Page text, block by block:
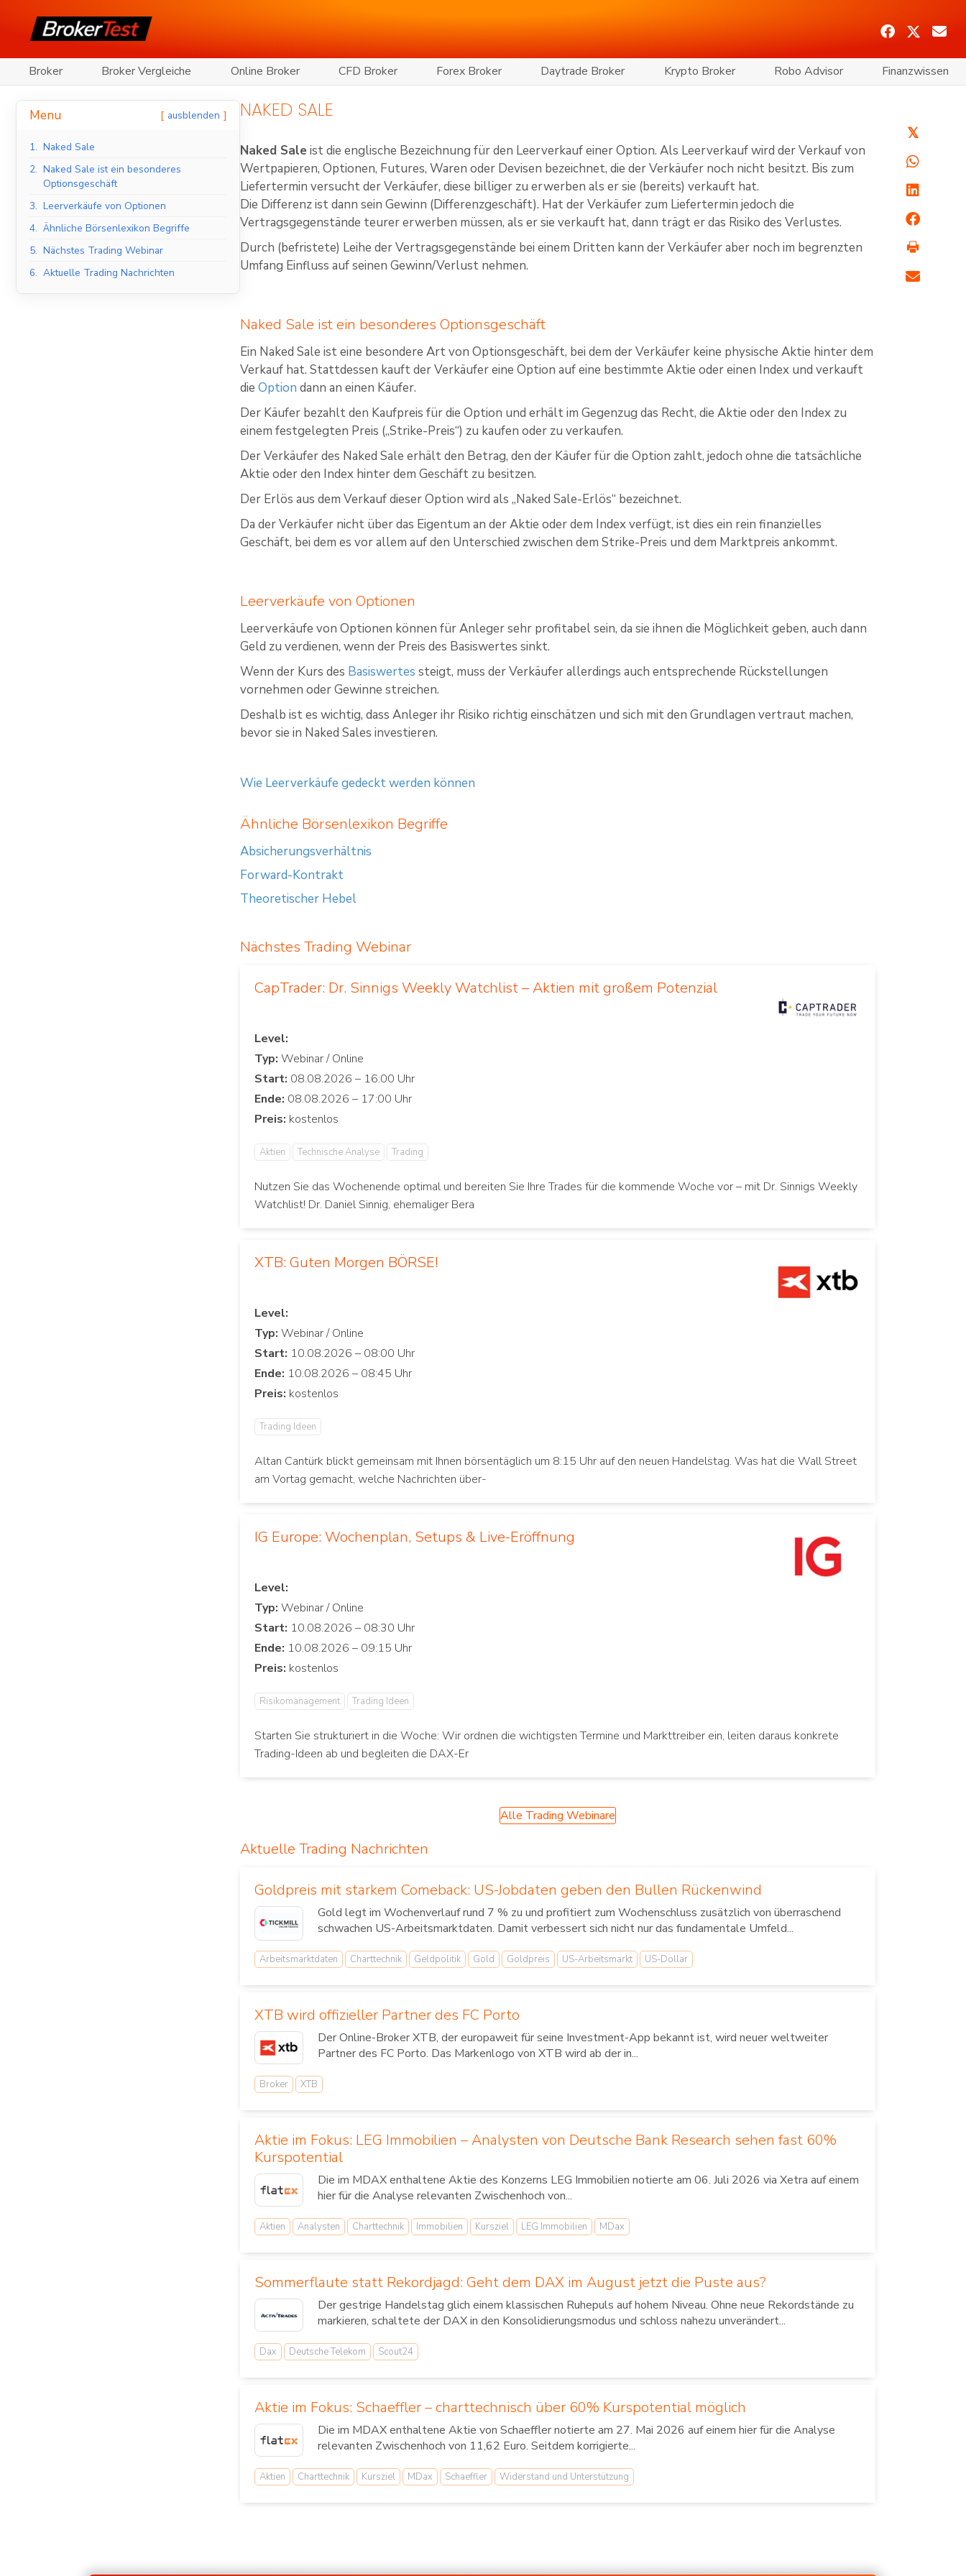
Broker Broker Vergleiche Online Broker CFD Broker Forex Broker Daytrade Broker Krypto Broker Robo Advisor Finanzwissen
Menu ausblenden
1. Naked Sale
2. Naked Sale ist ein besonderes
Optionsgeschäft
3. Leerverkäufe von Optionen
4. Ähnliche Börsenlexikon Begriffe
5. Nächstes Trading Webinar
6. Aktuelle Trading Nachrichten
NAKED SALE
Naked Sale ist die englische Bezeichnung für den Leerverkauf einer Option. Als Leerverkauf wird der Verkauf von
Wertpapieren, Optionen, Futures, Waren oder Devisen bezeichnet, die der Verkäufer noch nicht besitzt. Bis zum
Liefertermin versucht der Verkäufer, diese billiger zu erwerben als er sie (bereits) verkauft hat.
Die Differenz ist dann sein Gewinn (Differenzgeschäft). Hat der Verkäufer zum Liefertermin jedoch die
Vertragsgegenstände teurer erwerben müssen, als er sie verkauft hat, dann trägt er das Risiko des Verlustes.
Durch (befristete) Leihe der Vertragsgegenstände bei einem Dritten kann der Verkäufer aber noch im begrenzten
Umfang Einfluss auf seinen Gewinn/Verlust nehmen.
Naked Sale ist ein besonderes Optionsgeschäft
Ein Naked Sale ist eine besondere Art von Optionsgeschäft, bei dem der Verkäufer keine physische Aktie hinter dem
Verkauf hat. Stattdessen kauft der Verkäufer eine Option auf eine bestimmte Aktie oder einen Index und verkauft
die Option dann an einen Käufer.
Der Käufer bezahlt den Kaufpreis für die Option und erhält im Gegenzug das Recht, die Aktie oder den Index zu
einem festgelegten Preis („Strike-Preis“) zu kaufen oder zu verkaufen.
Der Verkäufer des Naked Sale erhält den Betrag, den der Käufer für die Option zahlt, jedoch ohne die tatsächliche
Aktie oder den Index hinter dem Geschäft zu besitzen.
Der Erlös aus dem Verkauf dieser Option wird als „Naked Sale-Erlös“ bezeichnet.
Da der Verkäufer nicht über das Eigentum an der Aktie oder dem Index verfügt, ist dies ein rein finanzielles
Geschäft, bei dem es vor allem auf den Unterschied zwischen dem Strike-Preis und dem Marktpreis ankommt.
Leerverkäufe von Optionen
Leerverkäufe von Optionen können für Anleger sehr profitabel sein, da sie ihnen die Möglichkeit geben, auch dann
Geld zu verdienen, wenn der Preis des Basiswertes sinkt.
Wenn der Kurs des Basiswertes steigt, muss der Verkäufer allerdings auch entsprechende Rückstellungen
vornehmen oder Gewinne streichen.
Deshalb ist es wichtig, dass Anleger ihr Risiko richtig einschätzen und sich mit den Grundlagen vertraut machen,
bevor sie in Naked Sales investieren.
Wie Leerverkäufe gedeckt werden können
Ähnliche Börsenlexikon Begriffe
Absicherungsverhältnis
Forward-Kontrakt
Theoretischer Hebel
Nächstes Trading Webinar
CapTrader: Dr. Sinnigs Weekly Watchlist – Aktien mit großem Potenzial
Level:
Typ:
Start:
Ende:
Preis:
Aktien Technische Analyse Trading
Nutzen Sie das Wochenende optimal und bereiten Sie Ihre Trades für die kommende Woche vor – mit Dr. Sinnigs Weekly
Watchlist! Dr. Daniel Sinnig, ehemaliger Bera
XTB: Guten Morgen BÖRSE!
Level:
Typ:
Start:
Ende:
Preis:
Trading Ideen
Altan Cantürk blickt gemeinsam mit Ihnen börsentäglich um 8:15 Uhr auf den neuen Handelstag. Was hat die Wall Street
am Vortag gemacht, welche Nachrichten über-
IG Europe: Wochenplan, Setups & Live-Eröffnung
Level:
Typ:
Start:
Ende:
Preis:
Risikomanagement Trading Ideen
Starten Sie strukturiert in die Woche: Wir ordnen die wichtigsten Termine und Markttreiber ein, leiten daraus konkrete
Trading-Ideen ab und begleiten die DAX-Er
Alle Trading Webinare
Aktuelle Trading Nachrichten
Goldpreis mit starkem Comeback: US-Jobdaten geben den Bullen Rückenwind
Gold legt im Wochenverlauf rund 7 % zu und profitiert zum Wochenschluss zusätzlich von überraschend
schwachen US-Arbeitsmarktdaten. Damit verbessert sich nicht nur das fundamentale Umfeld...
Arbeitsmarktdaten Charttechnik Geldpolitik Gold Goldpreis US-Arbeitsmarkt US-Dollar
XTB wird offizieller Partner des FC Porto
Der Online-Broker XTB, der europaweit für seine Investment-App bekannt ist, wird neuer weltweiter
Partner des FC Porto. Das Markenlogo von XTB wird ab der in...
Broker XTB
Aktie im Fokus: LEG Immobilien – Analysten von Deutsche Bank Research sehen fast 60%
Kurspotential
Die im MDAX enthaltene Aktie des Konzerns LEG Immobilien notierte am 06. Juli 2026 via Xetra auf einem
hier für die Analyse relevanten Zwischenhoch von...
Aktien Analysten Charttechnik Immobilien Kursziel LEG Immobilien MDax
Sommerflaute statt Rekordjagd: Geht dem DAX im August jetzt die Puste aus?
Der gestrige Handelstag glich einem klassischen Ruhepuls auf hohem Niveau. Ohne neue Rekordstände zu
markieren, schaltete der DAX in den Konsolidierungsmodus und schloss nahezu unverändert...
Dax Deutsche Telekom Scout24
Aktie im Fokus: Schaeffler – charttechnisch über 60% Kurspotential möglich
Die im MDAX enthaltene Aktie von Schaeffler notierte am 27. Mai 2026 auf einem hier für die Analyse
relevanten Zwischenhoch von 11,62 Euro. Seitdem korrigierte...
Aktien Charttechnik Kursziel MDax Schaeffler Widerstand und Unterstützung
𝕏